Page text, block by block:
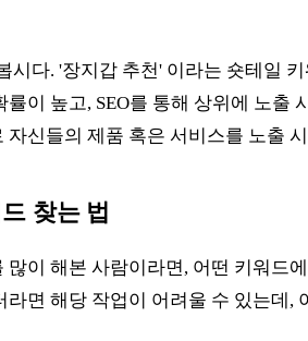
시다. '장지갑 추천' 이라는 숏테일
률이 높고, SEO를 통해 상위에 노출
자신들의 제품 혹은 서비스를 노출
찾는 법
많이 해본 사람이라면, 어떤 키워드
라면 해당 작업이 어려울 수 있는데